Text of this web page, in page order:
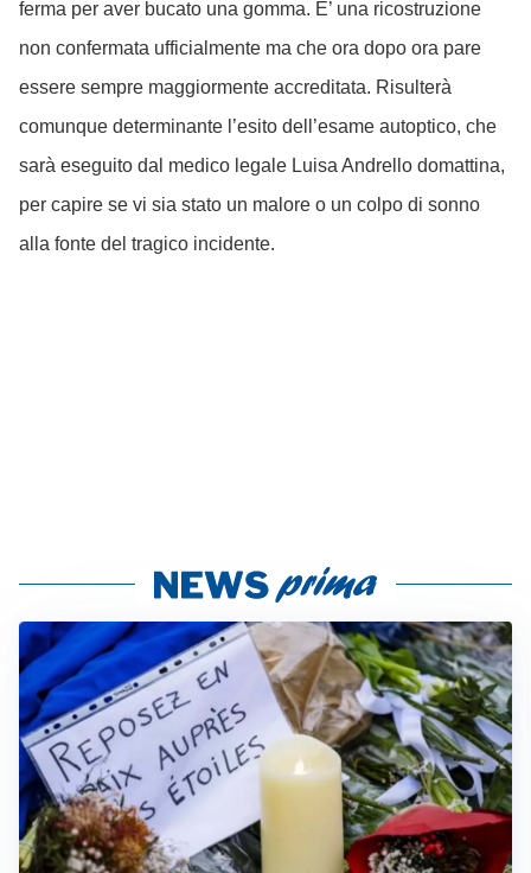
ferma per aver bucato una gomma. E’ una ricostruzione
non confermata ufficialmente ma che ora dopo ora pare
essere sempre maggiormente accreditata. Risulterà
comunque determinante l’esito dell’esame autoptico, che
sarà eseguito dal medico legale Luisa Andrello domattina,
per capire se vi sia stato un malore o un colpo di sonno
alla fonte del tragico incidente.